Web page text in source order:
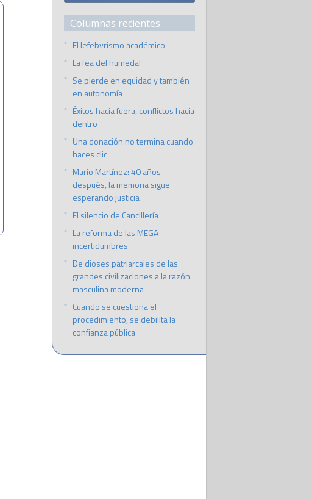
Columnas recientes
El lefebvrismo académico
La fea del humedal
Se pierde en equidad y también
en autonomía
Éxitos hacia fuera, conflictos hacia
dentro
Una donación no termina cuando
haces clic
Mario Martínez: 40 años
después, la memoria sigue
esperando justicia
El silencio de Cancillería
La reforma de las MEGA
incertidumbres
De dioses patriarcales de las
grandes civilizaciones a la razón
masculina moderna
Cuando se cuestiona el
procedimiento, se debilita la
confianza pública